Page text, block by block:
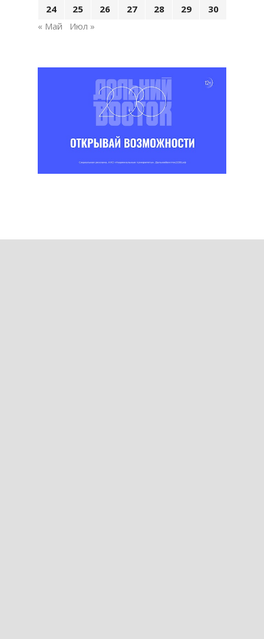
24
25 26 27 28 29
30
« Май
Июл »